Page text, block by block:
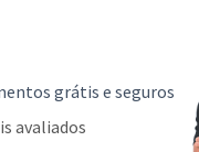
grátis e seguros
avaliados